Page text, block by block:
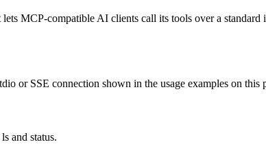
MCP-compatible AI clients call its tools over a
or SSE connection shown in the usage examples on this
and status.